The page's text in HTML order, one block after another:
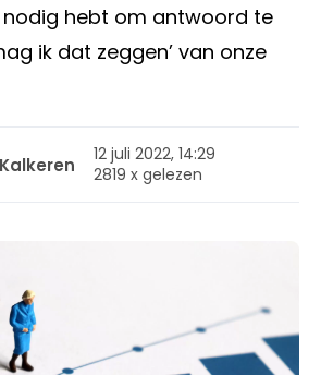
nodig hebt om antwoord te
ik dat zeggen’ van onze
12 juli 2022, 14:29
2819 x gelezen